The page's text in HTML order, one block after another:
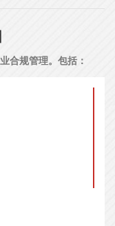
合规管理。包括：